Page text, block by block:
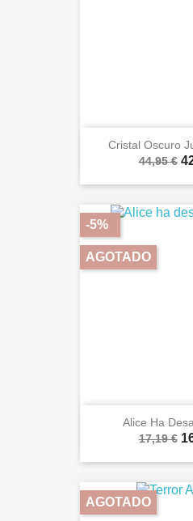
Cristal Oscuro
44,95 €
Alice Ha
17,19 €
-5%
AGOTADO
AGOTADO